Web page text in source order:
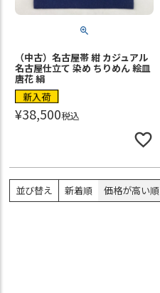
（中古）名古屋帯 紺 カジュアル
名古屋仕立て 染め ちりめん 絵皿
唐花 絹
新入荷
¥38,500税込
並び替え 新着順 価格が高い順